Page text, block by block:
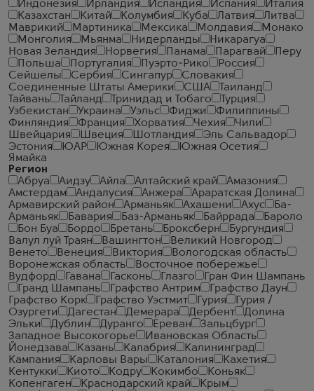
Индонезия
Ирландия Исландия Испания
Италия
Казахстан
Китай Колумбия Куба Латвия
Литва
Маврикий
Мартиника Мексика Молдавия
Монако
Монголия
Мьянма Нидерланды
Никарагуа
Новая Зеландия
Норвегия Панама Парагвай
Перу
Польша
Португалия Пуэрто-Рико
Россия
Сейшелы
Сербия Сингапур
Словакия
Соединенные Штаты Америки
США
Таиланд
Тайвань
Тайланд Тринидад и Тобаго
Турция
Узбекистан
Украина Уэльс Фиджи
Филиппины
Финляндия
Франция Хорватия Чехия
Чили
Швейцария
Швеция Шотландия
Эль Сальвадор
Эстония
ЮАР Южная Корея
Южная Осетия
Ямайка
Регион
Абруа
Аидзу Айла Алтайский край
Амазония
Амстердам
Андалусия Анжера
Араратская Долина
Армавирский район
Арманьяк Ахашени Ахус
Ба-
Арманьяк
Бавария Баз-Арманьяк Байррада
Бароло
Бон Буа
Бордо Бретань Броксберн
Бургундия
Валул луй Траян
Вашингтон
Великий Новгород
Венето
Венеция Виктория
Вологодская область
Воронежская область
Восточное побережье
Вудфорд
Гавана Гасконь Глазго
Гран Фин Шампань
Гранд Шампань
Графство Антрим
Графство Даун
Графство Корк
Графство Уэстмит Гурия
Гурия /
Озургети
Дагестан Демерара Дербент
Долина
Эльки
Дублин Дуранго Ереван
Зальцбург
Западное Высокогорье
Ивановская Область
Йонедзава
Казань Калабрия
Калининград
Кампания
Карловы Вары Каталония
Кахетия
Кентукки
Киото Кодру Кокимбо
Коньяк
Копенгаген
Краснодарский край
Крым